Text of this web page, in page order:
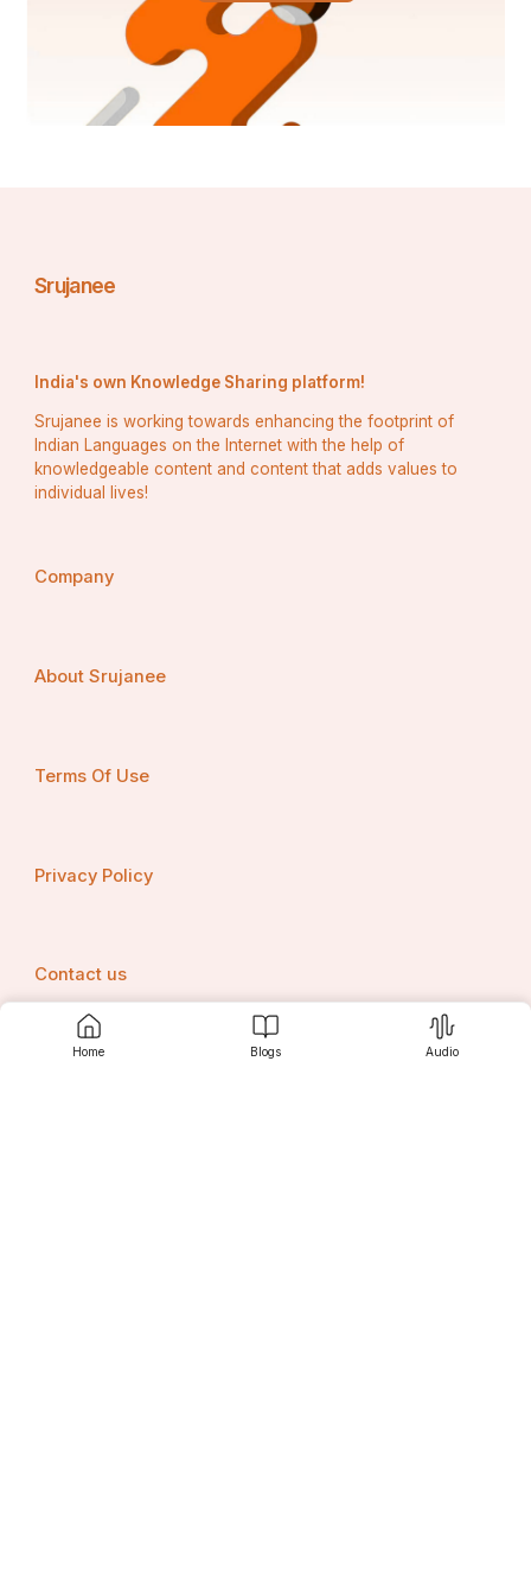
Home Blogs Audio
ପତାକାର ଶୀର୍ଷ ଭାଗରେ କେଶରୀ, ମଝିରେ ଧଳା ଓ ନିମ୍ନ ଭାଗ
ଘନ ସବୁଜ ରଙ୍ଗ ଓ ସମସ୍ତ ରଙ୍ଗ ସମାନ ପ୍ରକାକାର
ଆୟତନରେ ସଜ୍ଜିତ ହେବା ଆବଶ୍ୟକ ବୋଲି ମତ ପ୍ରକାଶ
ପାଇଥିଲା । ପତାକାର ମଝିରେ ୨୪ଟି ଅର ବିଶିଷ୍ଟ ନୀଳ
ରଙ୍ଗ ଓ ଆକାର:-
Materials 3.1.2.2: Colours
Srujanee
India's own Knowledge Sharing platform!
Srujanee is working towards enhancing the footprint of
Indian Languages on the Internet with the help of
knowledgeable content and content that adds values to
individual lives!
Company
About Srujanee
Terms Of Use
Privacy Policy
Contact us